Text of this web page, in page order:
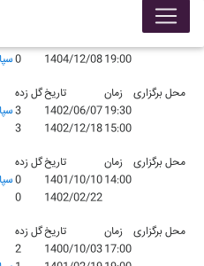
محل برگزاری
0 1404/12/0819:00
گل زدهتاریخ زمان
محل برگزاری
3 1402/06/0719:30
3 1402/12/1815:00
گل زدهتاریخ زمان
محل برگزاری
0 1401/10/1014:00
0
1402/02/22
گل زدهتاریخ زمان
محل برگزاری
2 1400/10/0317:00